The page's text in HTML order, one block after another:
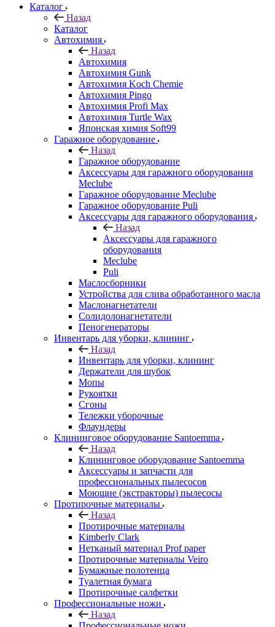
Каталог
Назад
Каталог
Автохимия
Назад
Автохимия
Автохимия Gunk
Автохимия Koch Chemie
Автохимия Pingo
Автохимия Profi Max
Автохимия Turtle Wax
Японская химия Soft99
Гаражное оборудование
Назад
Гаражное оборудование
Аксессуары для гаражного оборудования
Meclube
Гаражное оборудование Meclube
Гаражное оборудование Puli
Аксессуары для гаражного оборудования
Назад
Аксессуары для гаражного
оборудования
Meclube
Puli
Маслосборники
Устройства для слива обработанного масла
Маслонагнетатели
Солидолонагнетатели
Пеногенераторы
Инвентарь для уборки, клининг
Назад
Инвентарь для уборки, клининг
Держатели для шубок
Мопы
Рукоятки
Сгоны
Тележки уборочные
Флаундеры
Клининговое оборудование Santoemma
Назад
Клининговое оборудование Santoemma
Аксессуары и запчасти для
профессиональных пылесосов
Моющие (экстракторы) пылесосы
Протирочные материалы
Назад
Протирочные материалы
Kimberly Clark
Нетканый материал Prof paper
Протирочные материалы Veiro
Бумажные полотенца
Туалетная бумага
Протирочные салфетки
Профессиональные ножи
Назад